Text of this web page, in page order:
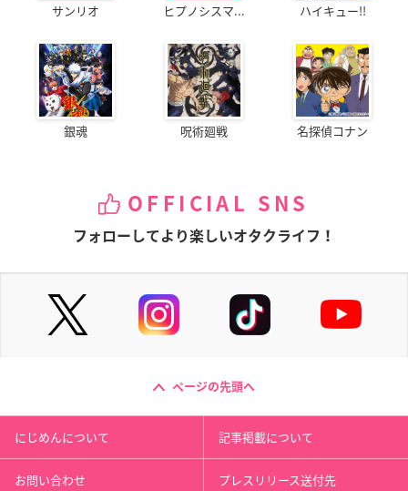
サンリオ ヒプノシスマ... ハイキュー!!
銀魂 呪術廻戦 名探偵コナン
OFFICIAL SNS
フォローしてより楽しいオタクライフ！
ページの先頭へ
にじめんについて 記事掲載について
お問い合わせ プレスリリース送付先